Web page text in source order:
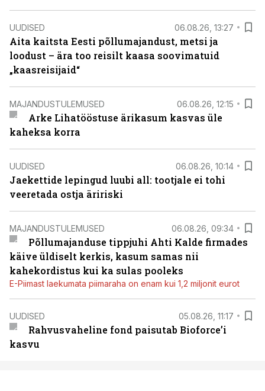
UUDISED 06.08.26, 13:27
Aita kaitsta Eesti põllumajandust, metsi ja
loodust – ära too reisilt kaasa soovimatuid
„kaasreisijaid“
MAJANDUSTULEMUSED 06.08.26, 12:15
Arke Lihatööstuse ärikasum kasvas üle
kaheksa korra
UUDISED 06.08.26, 10:14
Jaekettide lepingud luubi all: tootjale ei tohi
veeretada ostja äririski
MAJANDUSTULEMUSED 06.08.26, 09:34
Põllumajanduse tippjuhi Ahti Kalde firmades
käive üldiselt kerkis, kasum samas nii
kahekordistus kui ka sulas pooleks
E-Piimast laekumata piimaraha on enam kui 1,2 miljonit eurot
UUDISED 05.08.26, 11:17
Rahvusvaheline fond paisutab Bioforce’i
kasvu